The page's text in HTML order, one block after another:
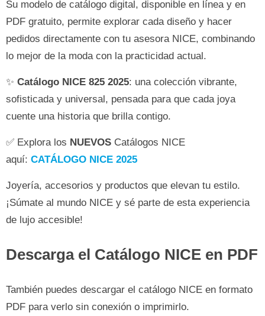
Su modelo de catálogo digital, disponible en línea y en
PDF gratuito, permite explorar cada diseño y hacer
pedidos directamente con tu asesora NICE, combinando
lo mejor de la moda con la practicidad actual.
✨ Catálogo NICE 825 2025: una colección vibrante,
sofisticada y universal, pensada para que cada joya
cuente una historia que brilla contigo.
✅ Explora los NUEVOS Catálogos NICE
aquí: CATÁLOGO NICE 2025
Joyería, accesorios y productos que elevan tu estilo.
¡Súmate al mundo NICE y sé parte de esta experiencia
de lujo accesible!
Descarga el Catálogo NICE en PDF
También puedes descargar el catálogo NICE en formato
PDF para verlo sin conexión o imprimirlo.